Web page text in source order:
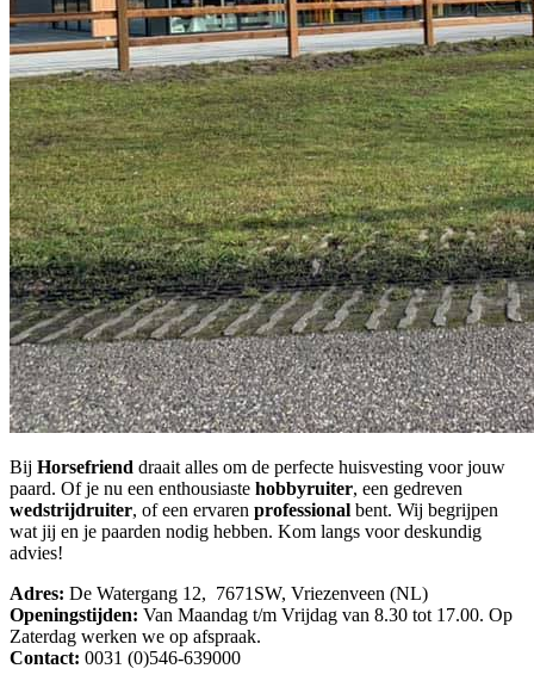
Bij Horsefriend draait alles om de perfecte huisvesting voor jouw
paard. Of je nu een enthousiaste hobbyruiter, een gedreven
wedstrijdruiter, of een ervaren professional bent. Wij begrijpen
wat jij en je paarden nodig hebben. Kom langs voor deskundig
advies!
Adres: De Watergang 12, 7671SW, Vriezenveen (NL)
Openingstijden: Van Maandag t/m Vrijdag van 8.30 tot 17.00. Op
Zaterdag werken we op afspraak.
Contact: 0031 (0)546-639000